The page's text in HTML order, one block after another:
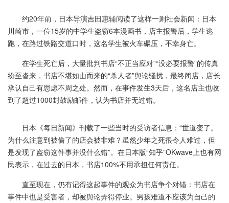
约20年前，日本导演吉田惠辅阅读了这样一则社会新闻：日本
川崎市，一位15岁的中学生盗窃6本漫画书，店主报警后，学生逃
跑，在路过铁路交道口时，这名学生被火车碾压，不幸身亡。
在学生死亡后，大量批判书店“不正当应对”“没必要报警”的传真
纷至沓来，书店不堪如山而来的“杀人者”舆论骚扰，最终闭店，店长
承认自己有思虑不周之处。然而，在事件发生3天后，这名店主也收
到了超过1000封鼓励邮件，认为书店并无过错。
日本《每日新闻》刊载了一些当时的受访者信息：“世道变了。
为什么注意到被偷了的店会被非难？虽然少年之死很令人难过，但
是发现了盗窃这件事并没什么错”。在日本版“知乎”OKwave上也有网
民表示，在过去的日本，书店100%不用承担任何责任。
直至现在，仍有记得这起事件的观众为书店争个对错：书店在
事件中也是受害者，却被舆论弄得停业。男孩难道不应该为自己的